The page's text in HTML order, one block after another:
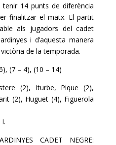
14 punts de diferència
finalitzar el matx. El partit
als jugadors del cadet
i d’aquesta manera
de la temporada.
(7 – 4), (10 – 14)
(2), Iturbe, Pique (2),
(2), Huguet (4), Figuerola
CADET NEGRE: